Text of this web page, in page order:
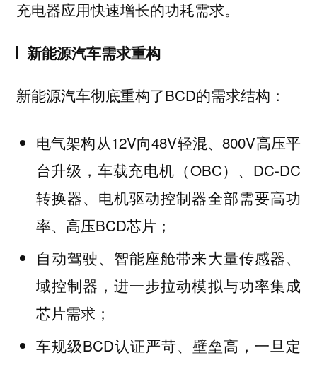
充电器应用快速增长的功耗需求。
新能源汽车需求重构
新能源汽车彻底重构了BCD的需求结构：
电气架构从12V向48V轻混、800V高压平
台升级，车载充电机（OBC）、DC-DC
转换器、电机驱动控制器全部需要高功
率、高压BCD芯片；
自动驾驶、智能座舱带来大量传感器、
域控制器，进一步拉动模拟与功率集成
芯片需求；
车规级BCD认证严苛、壁垒高，一旦定